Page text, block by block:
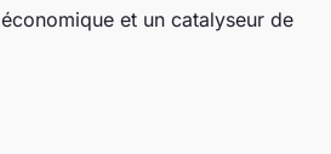
économique et un catalyseur de